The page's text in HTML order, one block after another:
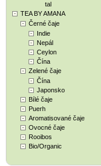
tal
TEA BY AMANA
Černé čaje
Indie
Nepál
Ceylon
Čína
Zelené čaje
Čína
Japonsko
Bílé čaje
Puerh
Aromatisované čaje
Ovocné čaje
Rooibos
Bio/Organic